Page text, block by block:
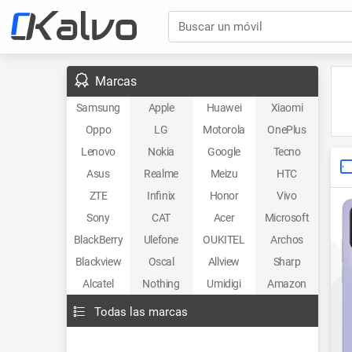
Buscar un móvil
Marcas
Samsung Apple Huawei
Xiaomi
Oppo
LG Motorola
OnePlus
Lenovo
Nokia Google
Tecno
Asus
Realme Meizu
HTC
ZTE
Infinix Honor
Vivo
Sony
CAT Acer
Microsoft
BlackBerry
Ulefone OUKITEL
Archos
Blackview
Oscal Allview
Sharp
Alcatel
Nothing Umidigi Amazon
Todas las marcas